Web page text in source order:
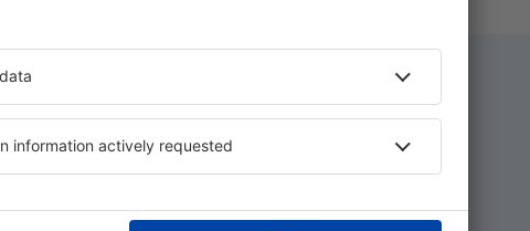
Economize tempo e dinheiro.
Reserve Voo+Hotel na eSky.pt!